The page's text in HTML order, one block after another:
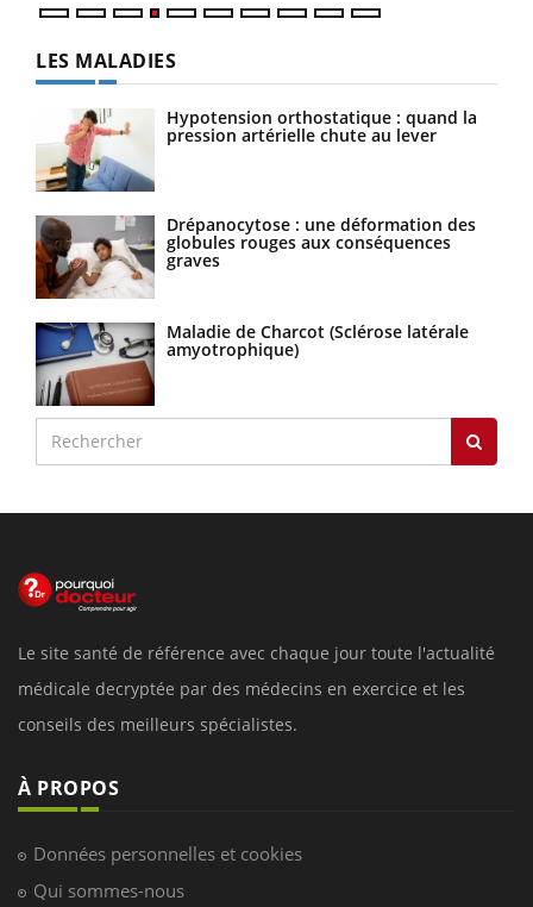
LES MALADIES
Hypotension orthostatique : quand la
pression artérielle chute au lever
Drépanocytose : une déformation des
globules rouges aux conséquences
graves
Maladie de Charcot (Sclérose latérale
amyotrophique)
Le site santé de référence avec chaque jour toute l'actualité
médicale decryptée par des médecins en exercice et les
conseils des meilleurs spécialistes.
À PROPOS
Données personnelles et cookies
Qui sommes-nous